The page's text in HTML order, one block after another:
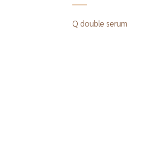
Q double serum